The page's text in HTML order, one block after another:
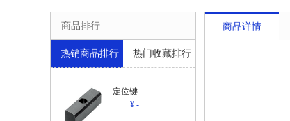
商品排行
热销商品排行 热门收藏排行
定位键
¥ -
商品详情